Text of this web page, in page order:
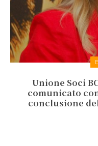
Unione Soci
comunicato
conclusione